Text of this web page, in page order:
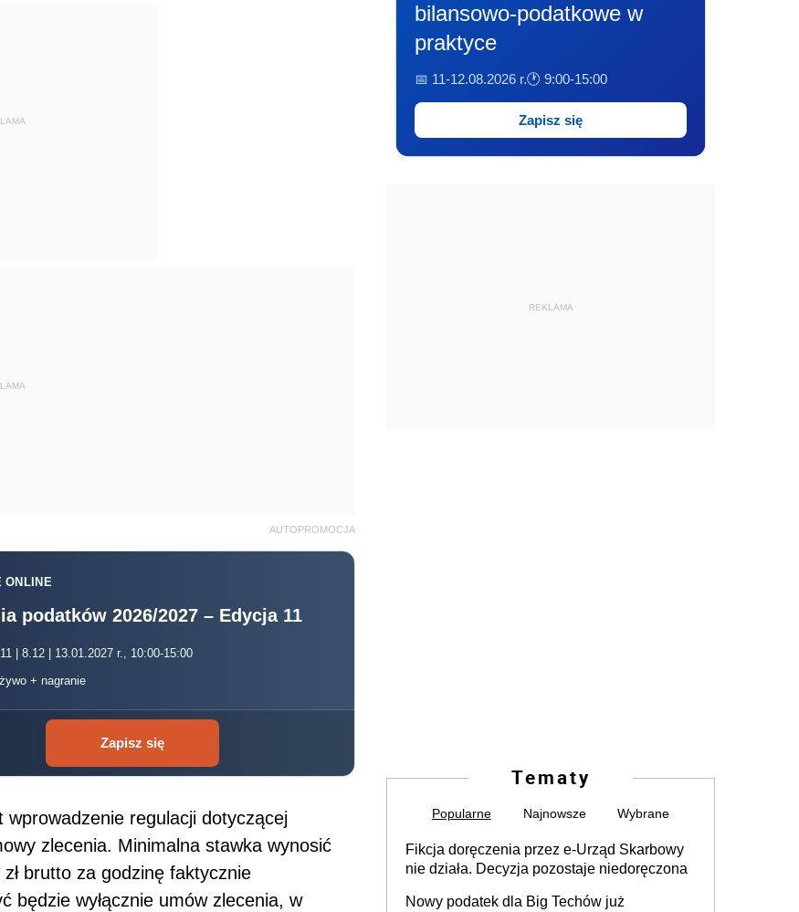
AUTOPROMOCJA
ONLINE
podatków 2026/2027 – Edycja 11
| 8.12 | 13.01.2027 r., 10:00-15:00
+ nagranie
Zapisz się
regulacji dotyczącej
zlecenia. Minimalna stawka wynosić
brutto za godzinę faktycznie
będzie wyłącznie umów zlecenia, w
bilansowo-podatkowe w
praktyce
📅 11-12.08.2026 r.🕐 9:00-15:00
Zapisz się
REKLAMA
Tematy
Popularne Najnowsze Wybrane
Fikcja doręczenia przez e-Urząd Skarbowy
nie działa. Decyzja pozostaje niedoręczona
Nowy podatek dla Big Techów już